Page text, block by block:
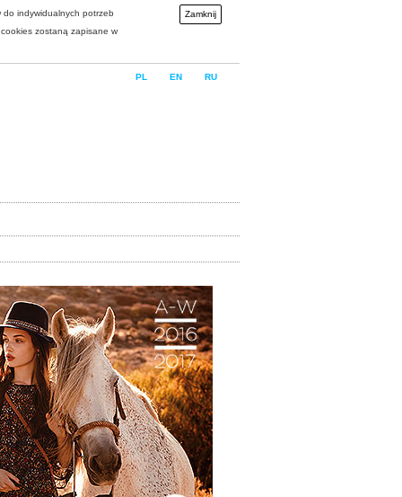
do indywidualnych potrzeb
zostaną zapisane w
Zamknij
PL EN RU